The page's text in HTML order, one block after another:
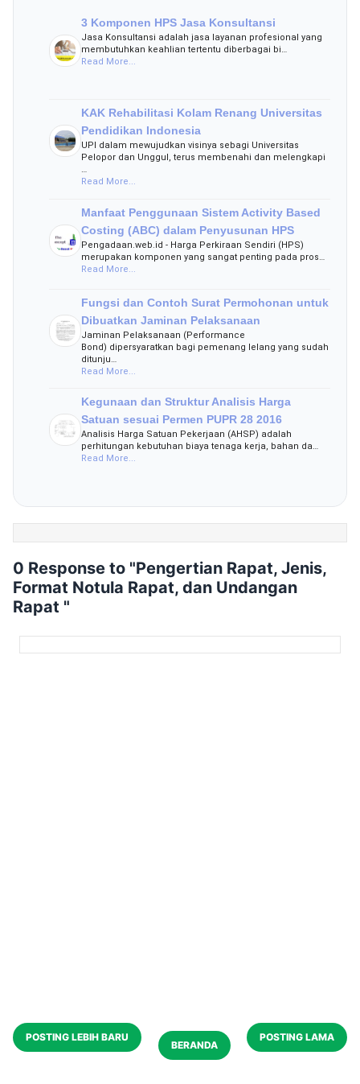
3 Komponen HPS Jasa Konsultansi
Jasa Konsultansi adalah jasa layanan profesional yang
membutuhkan keahlian tertentu diberbagai bi…
Read More...
KAK Rehabilitasi Kolam Renang Universitas
Pendidikan Indonesia
UPI dalam mewujudkan visinya sebagi Universitas
Pelopor dan Unggul, terus membenahi dan melengkapi
…
Read More...
Manfaat Penggunaan Sistem Activity Based
Costing (ABC) dalam Penyusunan HPS
Pengadaan.web.id - Harga Perkiraan Sendiri (HPS)
merupakan komponen yang sangat penting pada pros…
Read More...
Fungsi dan Contoh Surat Permohonan untuk
Dibuatkan Jaminan Pelaksanaan
Jaminan Pelaksanaan (Performance
Bond) dipersyaratkan bagi pemenang lelang yang sudah
ditunju…
Read More...
Kegunaan dan Struktur Analisis Harga
Satuan sesuai Permen PUPR 28 2016
Analisis Harga Satuan Pekerjaan (AHSP) adalah
perhitungan kebutuhan biaya tenaga kerja, bahan da…
Read More...
0 Response to "Pengertian Rapat, Jenis,
Format Notula Rapat, dan Undangan
Rapat "
POSTING LEBIH BARU POSTING LAMA
BERANDA